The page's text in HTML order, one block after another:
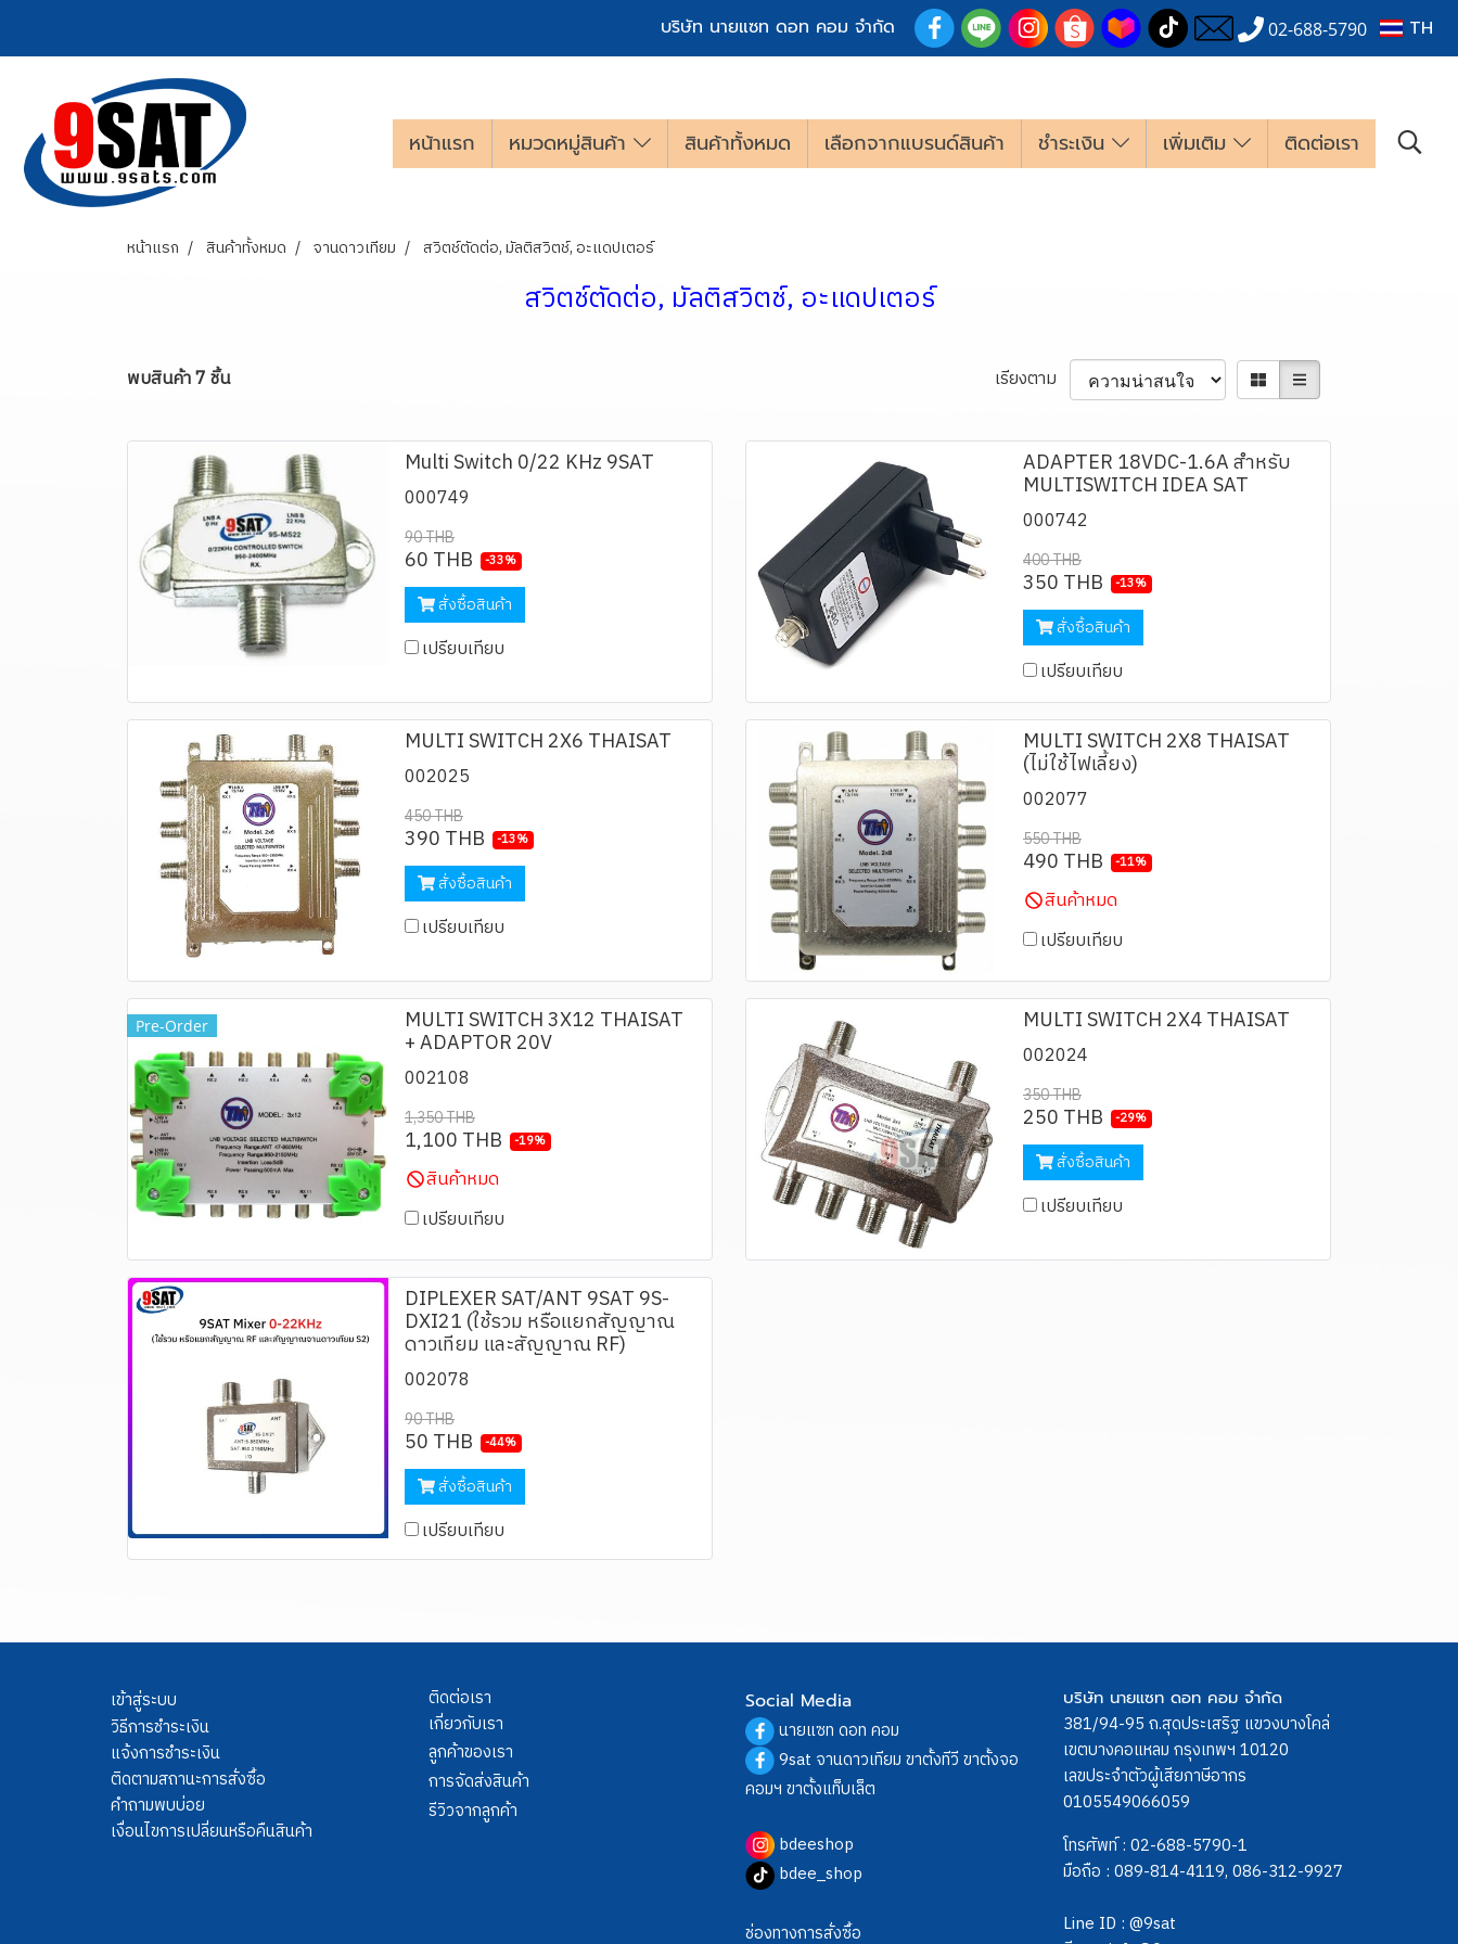
บริษัท นายแซท ดอท คอม จำกัด 02-688-5790 TH
หน้าแรก หมวดหมู่สินค้า สินค้าทั้งหมด เลือกจากแบรนด์สินค้า ชำระเงิน เพิ่มเติม ติดต่อเรา
หน้าแรก สินค้าทั้งหมด จานดาวเทียม สวิตช์ตัดต่อ, มัลติสวิตช์, อะแดปเตอร์
สวิตช์ตัดต่อ, มัลติสวิตช์, อะแดปเตอร์
พบสินค้า 7 ชิ้น เรียงตาม
Multi Switch 0/22 KHz 9SAT
000749
90 THB
60 THB -33%
สั่งซื้อสินค้า
เปรียบเทียบ
ADAPTER 18VDC-1.6A สำหรับ
MULTISWITCH IDEA SAT
000742
400 THB
350 THB -13%
สั่งซื้อสินค้า
เปรียบเทียบ
MULTI SWITCH 2X6 THAISAT
002025
450 THB
390 THB -13%
สั่งซื้อสินค้า
เปรียบเทียบ
MULTI SWITCH 2X8 THAISAT
(ไม่ใช้ไฟเลี้ยง)
002077
550 THB
490 THB -11%
สินค้าหมด
เปรียบเทียบ
Pre-Order MULTI SWITCH 3X12 THAISAT
+ ADAPTOR 20V
002108
1,350 THB
1,100 THB -19%
สินค้าหมด
เปรียบเทียบ
MULTI SWITCH 2X4 THAISAT
002024
350 THB
250 THB -29%
สั่งซื้อสินค้า
เปรียบเทียบ
DIPLEXER SAT/ANT 9SAT 9S-
DXI21 (ใช้รวม หรือแยกสัญญาณ
ดาวเทียม และสัญญาณ RF)
002078
90 THB
50 THB -44%
สั่งซื้อสินค้า
เปรียบเทียบ
เข้าสู่ระบบ
วิธีการชำระเงิน
แจ้งการชำระเงิน
ติดตามสถานะการสั่งซื้อ
คำถามพบบ่อย
เงื่อนไขการเปลี่ยนหรือคืนสินค้า
ติดต่อเรา
เกี่ยวกับเรา
ลูกค้าของเรา
การจัดส่งสินค้า
รีวิวจากลูกค้า
Social Media
นายแซท ดอท คอม
9sat จานดาวเทียม ขาตั้งทีวี ขาตั้งจอ
คอมฯ ขาตั้งแท็บเล็ต
bdeeshop
bdee_shop
ช่องทางการสั่งซื้อ
บริษัท นายแซท ดอท คอม จำกัด
381/94-95 ถ.สุดประเสริฐ แขวงบางโคล่
เขตบางคอแหลม กรุงเทพฯ 10120
เลขประจำตัวผู้เสียภาษีอากร
0105549066059
โทรศัพท์ : 02-688-5790-1
มือถือ : 089-814-4119, 086-312-9927
Line ID : @9sat